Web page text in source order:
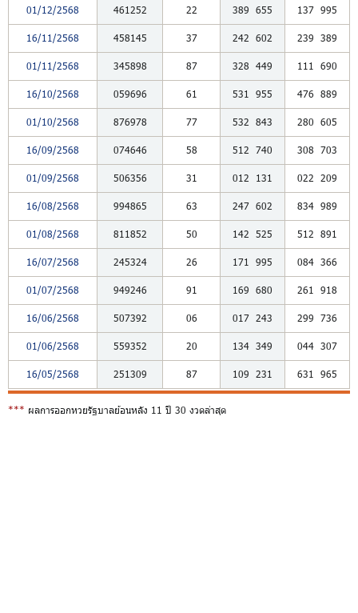
01/12/2568 461252 22 389 655 137 995
16/11/2568 458145 37 242 602 239 389
01/11/2568 345898 87 328 449 111 690
16/10/2568 059696 61 531 955 476 889
01/10/2568 876978 77 532 843 280 605
16/09/2568 074646 58 512 740 308 703
01/09/2568 506356 31 012 131 022 209
16/08/2568 994865 63 247 602 834 989
01/08/2568 811852 50 142 525 512 891
16/07/2568 245324 26 171 995 084 366
01/07/2568 949246 91 169 680 261 918
16/06/2568 507392 06 017 243 299 736
01/06/2568 559352 20 134 349 044 307
16/05/2568 251309 87 109 231 631 965
*** ผลการออกหวยรัฐบาลย้อนหลัง 11 ปี 30 งวดล่าสุด